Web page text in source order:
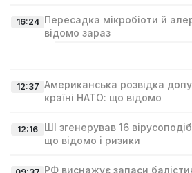
16:24 Пересадка мікробіоти й
відомо зараз
12:37 Американська розвідка
країні НАТО: що відомо
12:16
ШІ згенерував 16
що відомо і ризики
РФ виснажує запаси